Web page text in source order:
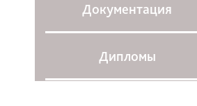
Документация
Дипломы